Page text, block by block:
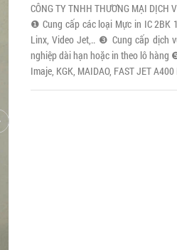
CÔNG TY TNHH THƯƠNG MẠI
❶ Cung cấp các loại Mực in IC
Linx, Video Jet,.. ❸ Cung cấp dịch
nghiệp dài hạn hoặc in theo lô hàng
Imaje, KGK, MAIDAO, FAST JET